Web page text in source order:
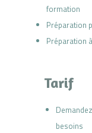
formation
Préparation
Préparation
Tarif
besoins